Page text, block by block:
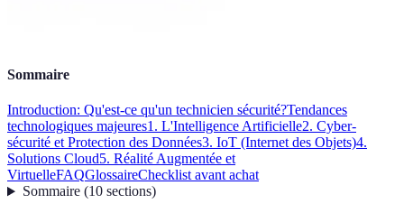
Sommaire
Introduction: Qu'est-ce qu'un technicien sécurité?Tendances
technologiques majeures1. L'Intelligence Artificielle2. Cyber-
sécurité et Protection des Données3. IoT (Internet des Objets)4.
Solutions Cloud5. Réalité Augmentée et
VirtuelleFAQGlossaireChecklist avant achat
Sommaire(10 sections)